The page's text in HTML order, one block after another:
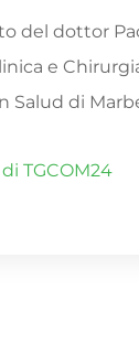
del dottor
e
Salud di
TGCOM24